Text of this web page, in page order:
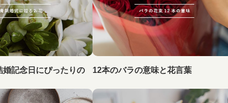
婚記念日にぴったりの
12本のバラの意味と花言葉